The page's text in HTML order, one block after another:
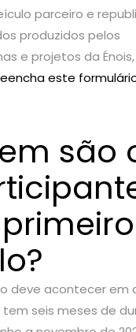
parceiro e
produzidos pelos
e projetos da
este
são
deve acontecer em
tem seis meses de